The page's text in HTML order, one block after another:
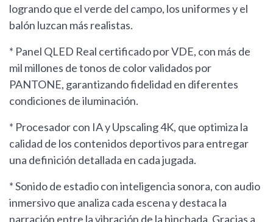
logrando que el verde del campo, los uniformes y el
balón luzcan más realistas.
* Panel QLED Real certificado por VDE, con más de
mil millones de tonos de color validados por
PANTONE, garantizando fidelidad en diferentes
condiciones de iluminación.
* Procesador con IA y Upscaling 4K, que optimiza la
calidad de los contenidos deportivos para entregar
una definición detallada en cada jugada.
* Sonido de estadio con inteligencia sonora, con audio
inmersivo que analiza cada escena y destaca la
narración entre la vibración de la hinchada. Gracias a